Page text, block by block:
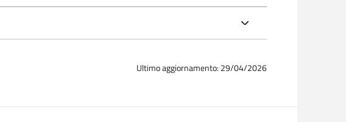
Ultimo aggiornamento: 29/04/2026